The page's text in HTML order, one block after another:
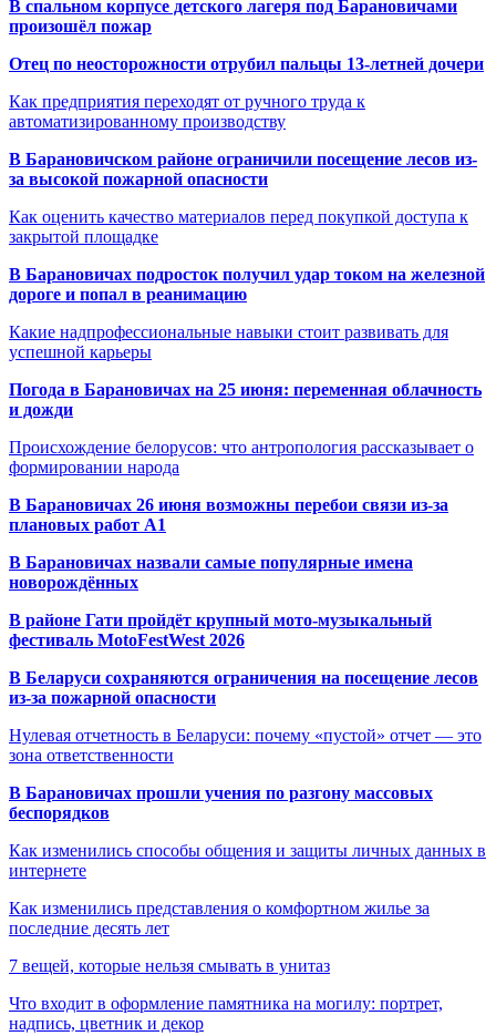
В спальном корпусе детского лагеря под Барановичами
произошёл пожар
Отец по неосторожности отрубил пальцы 13-летней дочери
Как предприятия переходят от ручного труда к
автоматизированному производству
В Барановичском районе ограничили посещение лесов из-
за высокой пожарной опасности
Как оценить качество материалов перед покупкой доступа к
закрытой площадке
В Барановичах подросток получил удар током на железной
дороге и попал в реанимацию
Какие надпрофессиональные навыки стоит развивать для
успешной карьеры
Погода в Барановичах на 25 июня: переменная облачность
и дожди
Происхождение белорусов: что антропология рассказывает о
формировании народа
В Барановичах 26 июня возможны перебои связи из-за
плановых работ A1
В Барановичах назвали самые популярные имена
новорождённых
В районе Гати пройдёт крупный мото-музыкальный
фестиваль MotoFestWest 2026
В Беларуси сохраняются ограничения на посещение лесов
из-за пожарной опасности
Нулевая отчетность в Беларуси: почему «пустой» отчет — это
зона ответственности
В Барановичах прошли учения по разгону массовых
беспорядков
Как изменились способы общения и защиты личных данных в
интернете
Как изменились представления о комфортном жилье за
последние десять лет
7 вещей, которые нельзя смывать в унитаз
Что входит в оформление памятника на могилу: портрет,
надпись, цветник и декор